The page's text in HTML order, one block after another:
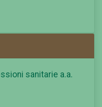
sanitarie a.a.